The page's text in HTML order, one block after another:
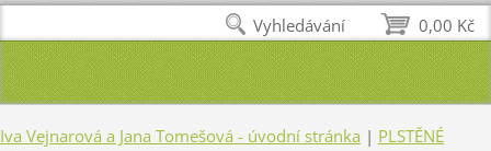
Iva Vejnarová a Jana Tomešová - úvodní stránka | PLSTĚNÉ
0,00 Kč
Vyhledávání